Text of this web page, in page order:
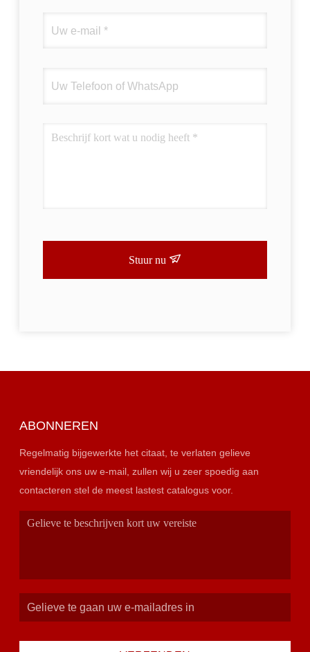
Stuur nu
ABONNEREN
Regelmatig bijgewerkte het citaat, te verlaten gelieve
vriendelijk ons uw e-mail, zullen wij u zeer spoedig aan
contacteren stel de meest lastest catalogus voor.